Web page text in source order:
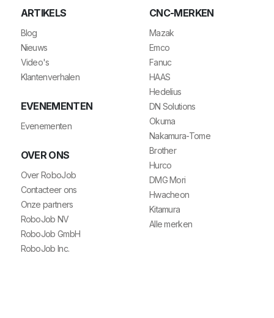
ARTIKELS
Blog
Nieuws
Video's
Klantenverhalen
EVENEMENTEN
Evenementen
OVER ONS
Over RoboJob
Contacteer ons
Onze partners
RoboJob NV
RoboJob GmbH
RoboJob Inc.
CNC-MERKEN
Mazak
Emco
Fanuc
HAAS
Hedelius
DN Solutions
Okuma
Nakamura-Tome
Brother
Hurco
DMG Mori
Hwacheon
Kitamura
Alle merken